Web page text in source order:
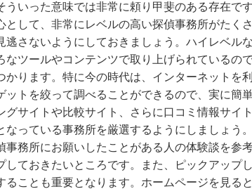
ういった意味では非常に頼り甲斐のある存在で
として、非常にレベルの高い探偵事務所がたく
逃さないようにしておきましょう。ハイレベル
なツールやコンテンツで取り上げられているの
かります。特に今の時代は、インターネットを
ットを絞って調べることができるので、実に簡
グサイトや比較サイト、さらに口コミ情報サイ
なっている事務所を厳選するようにしましょう
事務所にお願いしたことがある人の体験談を参
しておきたいところです。また、ピックアップ
ることも重要となります。ホームページを見る